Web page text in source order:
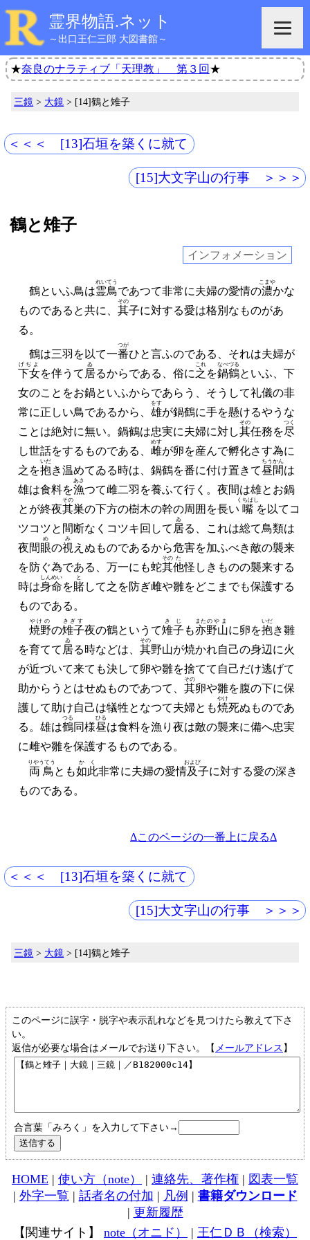
霊界物語.ネット
～出口王仁三郎 大図書館～
★奈良のナラティブ「天理教」 第３回 ★
三鏡 > 大鏡 > [14]鶴と雉子
＜＜＜ [13]石垣を築くに就て
[15]大文字山の行事 ＞＞＞
鶴と雉子
インフォメーション
鶴といふ鳥は霊鳥
れいてう
であつて非常に夫婦の愛情の濃
こまや
かな
ものであると共に、 其
その
子に対する愛は格別なものがあ
る。
鶴は三羽を以て一番
つが
ひと言ふのである、それは夫婦が
下女
げぢよ
を伴うて 居
ゐ
るからである、俗に之
これ
を鍋鶴
なべづる
といふ、下
女のことをお鍋といふからであらう、そうして礼儀の非
常に正しい鳥であるから、 雄
をす
が鍋鶴に手を懸けるやうな
ことは絶対に無い。鍋鶴は忠実に夫婦に対し其
その
任務を尽
つく
し世話をするものである、 雌
めす
が卵を産んで孵化さす為に
之を抱
いだ
き温めてゐる時は、鍋鶴を番に付け置きて昼間
ちうかん
は
雄は食料を漁
あさ
つて雌二羽を養ふて行く。夜間は雄とお鍋
とが終夜其
その
巣の下方の樹木の幹の周囲を長い 嘴
くちばし
を以てコ
ツコツと間断なくコツキ回して 居
ゐ
る、これは総て鳥類は
夜間 眼
め
の視
み
えぬものであるから危害を加ふべき敵の襲来
を防ぐ為である、万一にも蛇其
その
他
た
怪しきものの襲来する
時は身命
しんめい
を賭
と
して之を防ぎ雌や雛をどこまでも保護する
ものである。
焼野
やけの
の雉子
きぎす
夜の鶴というて雉子
きじ
も亦
また
野山
のやま
に卵を抱
いだ
き雛
を育てて 居
ゐ
る時などは、 其
その
野山が焼かれ自己の身辺に火
が近づいて来ても決して卵や雛を捨てて自己だけ逃げて
助からうとはせぬものであつて、 其
その
卵や雛を腹の下に保
護して助け自己は犠牲となつて夫婦とも焼
やけ
死ぬものであ
る。雄は鶴
つる
同様昼
ひる
は食料を漁り夜は敵の襲来に備へ忠実
に雌や雛を保護するものである。
両鳥
りやうてう
とも如此
かく
非常に夫婦の愛情及
および
子に対する愛の深き
ものである。
Δこのページの一番上に戻るΔ
＜＜＜ [13]石垣を築くに就て
[15]大文字山の行事 ＞＞＞
三鏡 > 大鏡 > [14]鶴と雉子
このページに誤字・脱字や表示乱れなどを見つけたら教えて下さ
い。
返信が必要な場合はメールでお送り下さい。【 メールアドレス 】
合言葉「みろく」を入力して下さい→
HOME | 使い方（note） | 連絡先、著作権 | 図表一覧
| 外字一覧 | 話者名の付加 | 凡例 | 書籍ダウンロード
| 更新履歴
【関連サイト】 note（オニド） | 王仁ＤＢ（検索）